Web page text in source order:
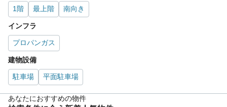
1階 最上階 南向き
インフラ
プロパンガス
建物設備
駐車場 平面駐車場
あなたにおすすめの物件